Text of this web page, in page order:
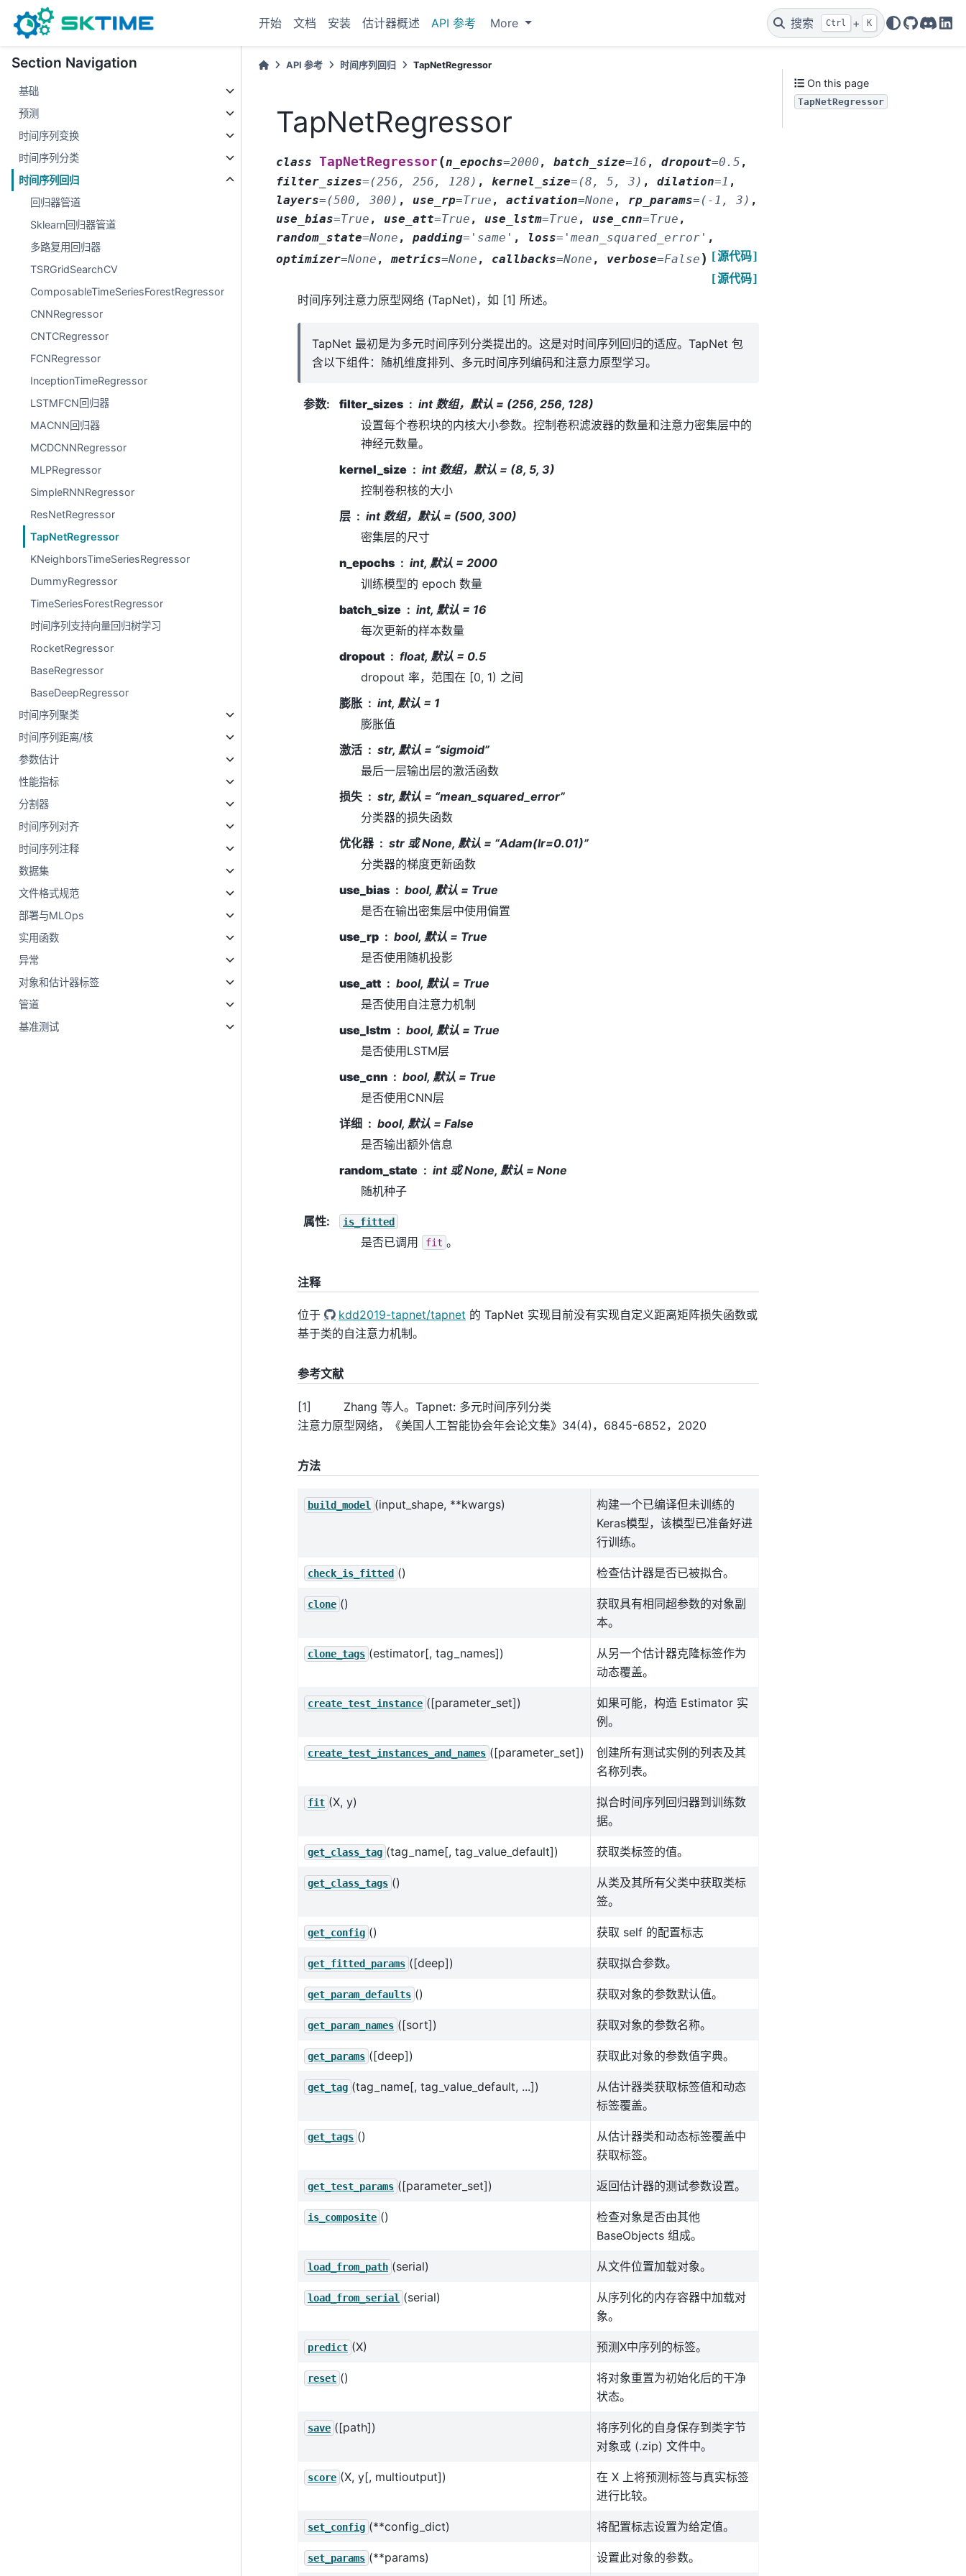
开始 文档 安装 估计器概述 API 参考 More 搜索 Ctrl + K
GitHub
Section Navigation
基础
预测
时间序列变换
时间序列分类
时间序列回归
回归器管道
Sklearn回归器管道
多路复用回归器
TSRGridSearchCV
ComposableTimeSeriesForestRegressor
CNNRegressor
CNTCRegressor
FCNRegressor
InceptionTimeRegressor
LSTMFCN回归器
MACNN回归器
MCDCNNRegressor
MLPRegressor
SimpleRNNRegressor
ResNetRegressor
TapNetRegressor
KNeighborsTimeSeriesRegressor
DummyRegressor
TimeSeriesForestRegressor
时间序列支持向量回归树学习
RocketRegressor
BaseRegressor
BaseDeepRegressor
时间序列聚类
时间序列距离/核
参数估计
性能指标
分割器
时间序列对齐
时间序列注释
数据集
文件格式规范
部署与MLOps
实用函数
异常
对象和估计器标签
管道
基准测试
API 参考 时间序列回归 TapNetRegressor
TapNetRegressor
class TapNetRegressor(n_epochs=2000 , batch_size=16 , dropout=0.5 ,
filter_sizes= (256, 256, 128) , kernel_size= (8, 5, 3) , dilation=1 ,
layers= (500, 300) , use_rp=True , activation=None , rp_params= (-1, 3) ,
use_bias=True , use_att=True , use_lstm=True , use_cnn=True ,
random_state=None , padding= 'same' , loss= 'mean_squared_error' ,
optimizer=None ,metrics=None , callbacks=None , verbose=False ) [源代码]
[源代码]
时间序列注意力原型网络 (TapNet)，如 [1] 所述。
TapNet 最初是为多元时间序列分类提出的。这是对时间序列回归的适应。TapNet 包
含以下组件：随机维度排列、多元时间序列编码和注意力原型学习。
参数: filter_sizes
int 数组，默认 = (256, 256, 128)
设置每个卷积块的内核大小参数。控制卷积滤波器的数量和注意力密集层中的
神经元数量。
kernel_size
int 数组，默认 = (8, 5, 3)
控制卷积核的大小
层
int 数组，默认 = (500, 300)
密集层的尺寸
n_epochs
int, 默认 = 2000
训练模型的 epoch 数量
batch_size
int, 默认 = 16
每次更新的样本数量
dropout
float, 默认 = 0.5
dropout 率，范围在 [0, 1) 之间
膨胀
int, 默认 = 1
膨胀值
激活
str, 默认 = “sigmoid”
最后一层输出层的激活函数
损失
str, 默认 = “mean_squared_error”
分类器的损失函数
优化器
str 或 None, 默认 = “Adam(lr=0.01)”
分类器的梯度更新函数
use_bias
bool, 默认 = True
是否在输出密集层中使用偏置
use_rp
bool, 默认 = True
是否使用随机投影
use_att
bool, 默认 = True
是否使用自注意力机制
use_lstm
bool, 默认 = True
是否使用LSTM层
use_cnn
bool, 默认 = True
是否使用CNN层
详细
bool, 默认 = False
是否输出额外信息
random_state
int 或 None, 默认 = None
随机种子
属性: is_fitted
是否已调用 fit 。
注释
位于 kdd2019-tapnet/tapnet 的 TapNet 实现目前没有实现自定义距离矩阵损失函数或
基于类的自注意力机制。
参考文献
[1]
Zhang 等人。Tapnet: 多元时间序列分类
注意力原型网络，《美国人工智能协会年会论文集》34(4)，6845-6852，2020
方法
build_model (input_shape, **kwargs)
构建一个已编译但未训练的
Keras模型，该模型已准备好进
行训练。
check_is_fitted () 检查估计器是否已被拟合。
clone ()
获取具有相同超参数的对象副
本。
clone_tags (estimator[, tag_names])
从另一个估计器克隆标签作为
动态覆盖。
create_test_instance ([parameter_set])
如果可能，构造 Estimator 实
例。
create_test_instances_and_names ([parameter_set])
创建所有测试实例的列表及其
名称列表。
fit (X, y)
拟合时间序列回归器到训练数
据。
get_class_tag (tag_name[, tag_value_default]) 获取类标签的值。
get_class_tags ()
从类及其所有父类中获取类标
签。
get_config () 获取 self 的配置标志
get_fitted_params ([deep]) 获取拟合参数。
get_param_defaults () 获取对象的参数默认值。
get_param_names ([sort]) 获取对象的参数名称。
get_params ([deep]) 获取此对象的参数值字典。
get_tag (tag_name[, tag_value_default, ...])
从估计器类获取标签值和动态
标签覆盖。
get_tags ()
从估计器类和动态标签覆盖中
获取标签。
get_test_params ([parameter_set]) 返回估计器的测试参数设置。
is_composite ()
检查对象是否由其他
BaseObjects 组成。
load_from_path (serial) 从文件位置加载对象。
load_from_serial (serial)
从序列化的内存容器中加载对
象。
predict (X) 预测X中序列的标签。
reset ()
将对象重置为初始化后的干净
状态。
save ([path])
将序列化的自身保存到类字节
对象或 (.zip) 文件中。
score (X, y[, multioutput])
在 X 上将预测标签与真实标签
进行比较。
set_config (**config_dict) 将配置标志设置为给定值。
set_params (**params) 设置此对象的参数。
On this page
TapNetRegressor